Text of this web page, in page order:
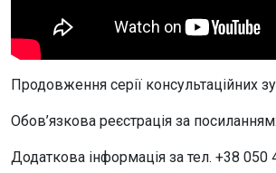
Продовження серії консультаційних
Обов’язкова реєстрація за
Додаткова інформація за тел. +38